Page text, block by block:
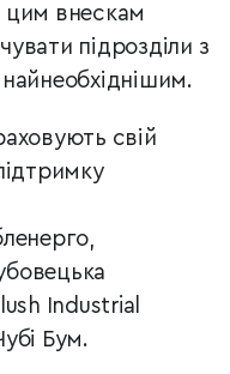
цим внескам
підрозділи з
свій
Industrial
Бум.